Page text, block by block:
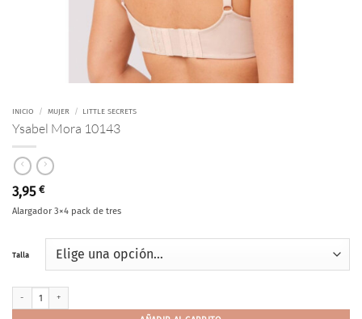
INICIO / MUJER / LITTLE SECRETS
Ysabel Mora 10143
3,95 €
Alargador 3×4 pack de tres
Talla